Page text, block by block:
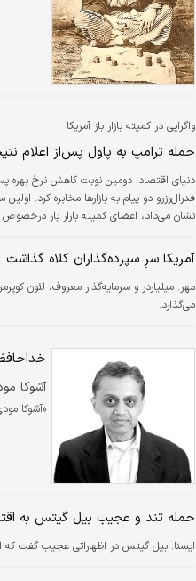
واگرایی در کمیته بازار باز آمریکا
حمله ترامپ به پاول پس‌از اعلام
دنیای اقتصاد: دومین نوبت کاهش نرخ بهره
نشان می‌داد، اعضای کمیته بازار باز
آمریکا سرِ سپرده‌گذاران کلاه گذاشت
مهر: میلیاردر و سرمایه‌گذار معروف، لئون
می‌گذارد.
آشوکا
«آشوکا
حمله تند و عجیب بیل گیتس به
ايسنا: بیل گیتس در اظهاراتی عجیب گفت که